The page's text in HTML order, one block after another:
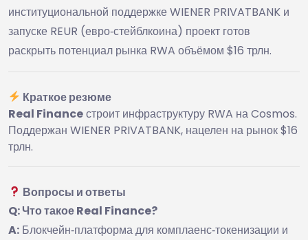
институциональной поддержке WIENER PRIVATBANK и
запуске REUR (евро‑стейблкоина) проект готов
раскрыть потенциал рынка RWA объёмом $16 трлн.
Краткое резюме
Real Financeстроит инфраструктуру RWA на Cosmos.
Поддержан WIENER PRIVATBANK, нацелен на рынок $16
трлн.
Вопросы и ответы
Q: Что такое Real Finance?
A: Блокчейн‑платформа для комплаенс‑токенизации и